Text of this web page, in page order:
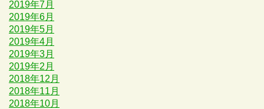
2019年7月
2019年6月
2019年5月
2019年4月
2019年3月
2019年2月
2018年12月
2018年11月
2018年10月